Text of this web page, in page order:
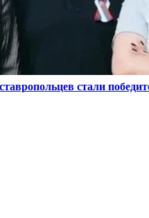
стали